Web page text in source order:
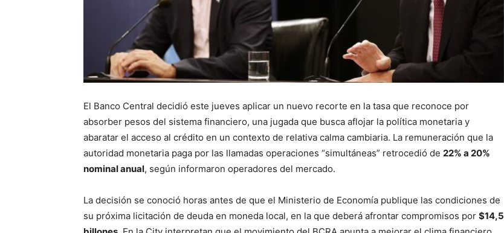
Argentina
El Banco Central decidió este jueves aplicar un nuevo recorte en la tasa que reconoce por
absorber pesos del sistema financiero, una jugada que busca aflojar la política monetaria y
abaratar el acceso al crédito en un contexto de relativa calma cambiaria. La remuneración que la
autoridad monetaria paga por las llamadas operaciones “simultáneas” retrocedió de 22% a 20%
nominal anual, según informaron operadores del mercado.
La decisión se conoció horas antes de que el Ministerio de Economía publique las condiciones de
su próxima licitación de deuda en moneda local, en la que deberá afrontar compromisos por $14,5